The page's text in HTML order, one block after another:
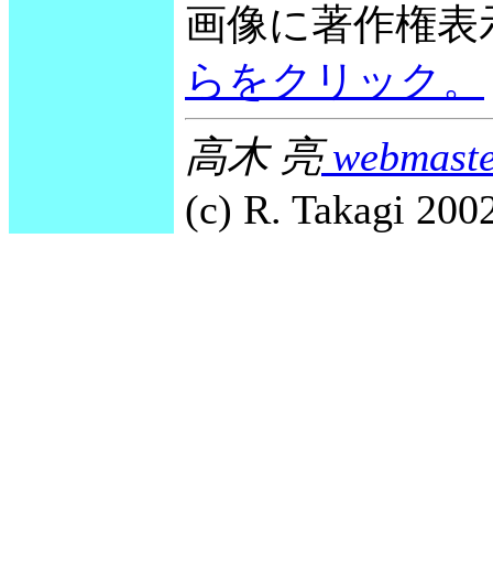
画像に著作権
らをクリック。
高木 亮
(c) R. Takagi